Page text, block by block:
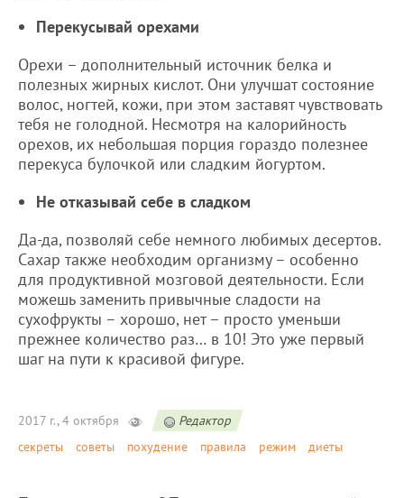
Перекусывай орехами
Орехи – дополнительный источник белка и
полезных жирных кислот. Они улучшат состояние
волос, ногтей, кожи, при этом заставят чувствовать
тебя не голодной. Несмотря на калорийность
орехов, их небольшая порция гораздо полезнее
перекуса булочкой или сладким йогуртом.
Не отказывай себе в сладком
Да-да, позволяй себе немного любимых десертов.
Сахар также необходим организму – особенно
для продуктивной мозговой деятельности. Если
можешь заменить привычные сладости на
сухофрукты – хорошо, нет – просто уменьши
прежнее количество раз… в 10! Это уже первый
шаг на пути к красивой фигуре.
2017 г., 4 октября
Редактор
секреты
советы похудение правила режим диеты